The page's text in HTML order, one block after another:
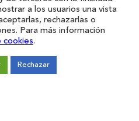
a los usuarios una vista
rechazarlas o
Para más información
cookies.
Rechazar